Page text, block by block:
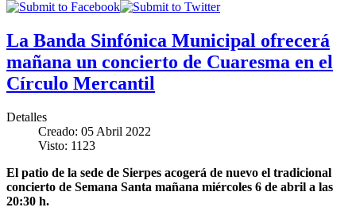
La Banda Sinfónica Municipal ofrecerá
mañana un concierto de Cuaresma en el
Círculo Mercantil
Detalles
Creado: 05 Abril 2022
Visto: 1123
El patio de la sede de Sierpes acogerá de nuevo el tradicional
concierto de Semana Santa mañana miércoles 6 de abril a las
20:30 h.